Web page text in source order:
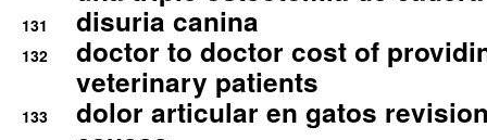
131 disuria canina
132
doctor to doctor cost of
veterinary patients
133
dolor articular en gatos